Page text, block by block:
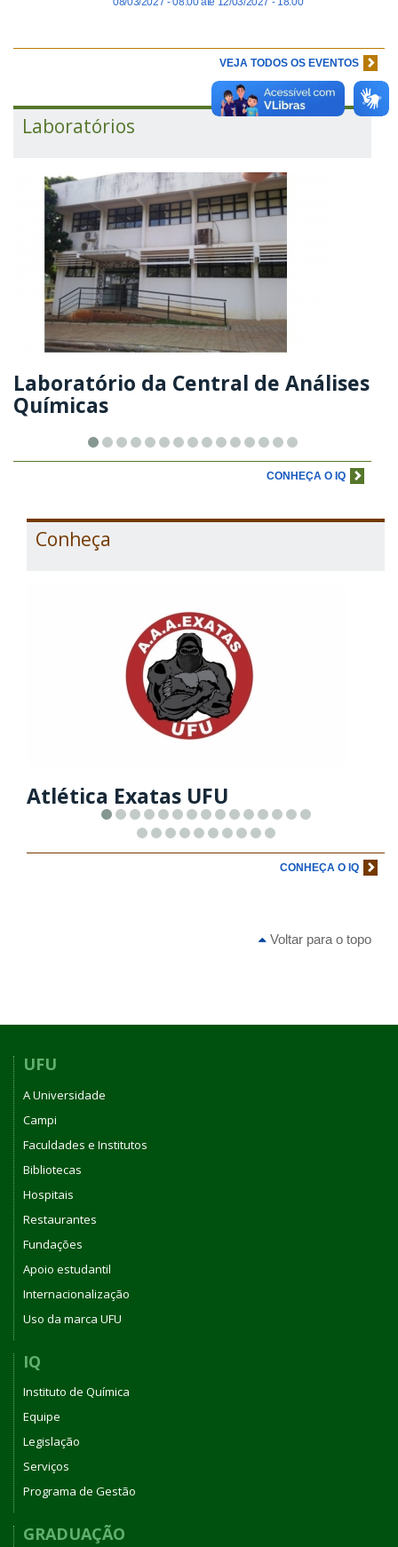
VEJA TODOS OS EVENTOS
Laboratórios
Laboratório da Central de Análises
Químicas
CONHEÇA O IQ
Conheça
Atlética Exatas UFU
CONHEÇA O IQ
Voltar para o topo
UFU
A Universidade
Campi
Faculdades e Institutos
Bibliotecas
Hospitais
Restaurantes
Fundações
Apoio estudantil
Internacionalização
Uso da marca UFU
IQ
Instituto de Química
Equipe
Legislação
Serviços
Programa de Gestão
GRADUAÇÃO